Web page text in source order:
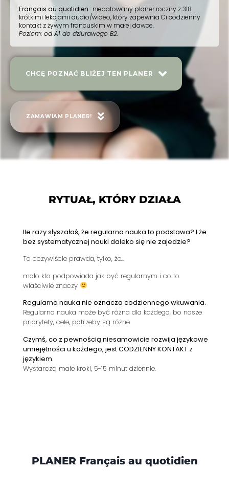
Français au quotidien : niedatowany planer roczny z 318
krótkimi lekcjami audio/wideo, który zapewnia Ci codzienny
kontakt z żywym francuskim w małej dawce.
Poziom: od A1 do dziurawego B2.
CHCĘ POZNAĆ BLIŻEJ TEN PLANER
ZAMAWIAM PLANER!
RYTUAŁ, KTÓRY DZIAŁA
Ile razy słyszałaś, że regularna nauka to podstawa? I że
bez systematycznej nauki daleko się nie zajedzie?
To oczywiście prawda, tylko, że…
mało kto podpowiada jak być regularnym i co to
właściwie znaczy
Regularna nauka nie oznacza codziennego wkuwania.
Regularna nauka może być różna dla każdego, bo nasze
priorytety, cele, potrzeby są różne.
Czymś, co z pewnością niesamowicie rozwija językowe
umiejętności u każdego, jest CODZIENNY KONTAKT z
językiem.
Wystarczą małe kroki, 5-15 minut dziennie.
PLANER Français au quotidien